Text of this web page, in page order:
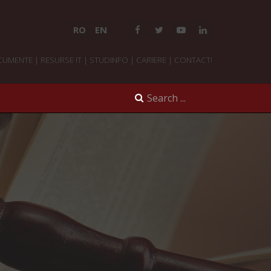
RO EN
| RESURSE IT | STUDINFO | CARIERE | CONTACT!